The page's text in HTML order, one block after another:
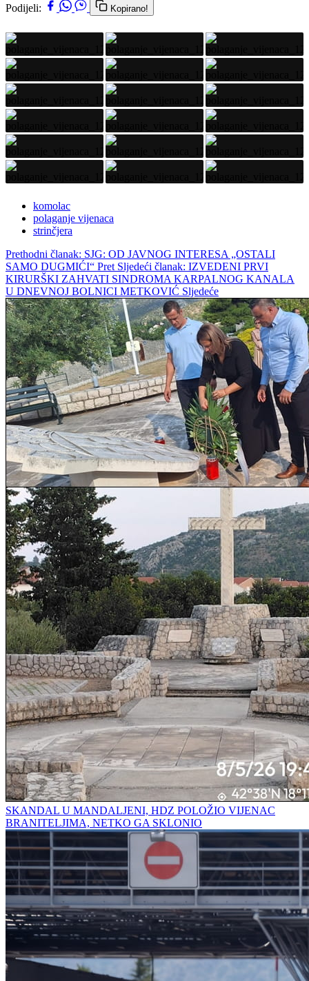
Podijeli: Kopirano!
komolac
polaganje vijenaca
strinčjera
Prethodni članak: SJG: OD JAVNOG INTERESA „OSTALI
SAMO DUGMIĆI“ Pret Sljedeći članak: IZVEDENI PRVI
KIRURŠKI ZAHVATI SINDROMA KARPALNOG KANALA
U DNEVNOJ BOLNICI METKOVIĆ Sljedeće
SKANDAL U MANDALJENI, HDZ POLOŽIO VIJENAC
BRANITELJIMA, NETKO GA SKLONIO